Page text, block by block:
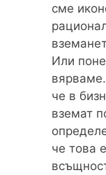
сме
Или
че в
вземат
че това